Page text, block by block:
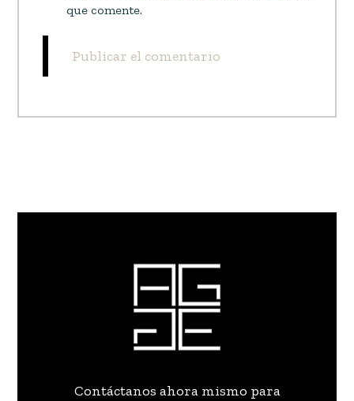
que comente.
Publicar el comentario
Contáctanos ahora mismo para